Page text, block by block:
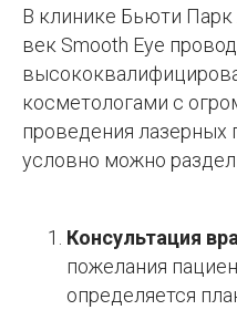
В клинике Бьюти
век Smooth Eye
косметологами с
проведения лазерных
условно можно
Консультация
пожелания
определяется